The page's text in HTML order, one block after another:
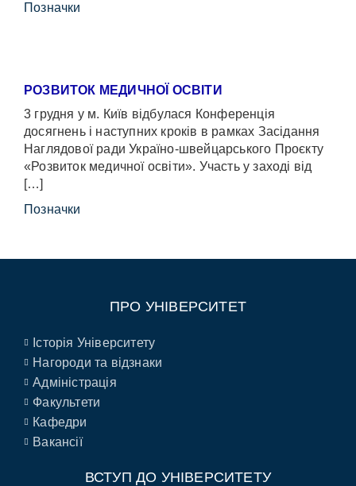
Позначки
РОЗВИТОК МЕДИЧНОЇ ОСВІТИ
3 грудня у м. Київ відбулася Конференція
досягнень і наступних кроків в рамках Засідання
Наглядової ради Україно-швейцарського Проєкту
«Розвиток медичної освіти». Участь у заході від
[…]
Позначки
ПРО УНІВЕРСИТЕТ
Історія Університету
Нагороди та відзнаки
Адміністрація
Факультети
Кафедри
Вакансії
ВСТУП ДО УНІВЕРСИТЕТУ